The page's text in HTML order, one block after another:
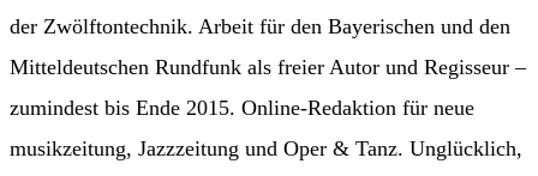
der Zwölftontechnik. Arbeit für den Bayerischen und den
Mitteldeutschen Rundfunk als freier Autor und Regisseur –
zumindest bis Ende 2015. Online-Redaktion für neue
musikzeitung, Jazzzeitung und Oper & Tanz. Unglücklich,